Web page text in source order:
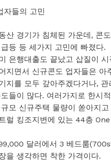
자들의 고민
산 경기가 침체된 가운데, 콘
등 등 세가지 고민에 빠졌다.
은행대출도 끝났고 삽질이
지면서 신규콘도 업자들은
지를 모두 갚아주겠다거나,
들이 많다. 여러가지로 한시
모 신규주택 물량이 쏟아지
럴 킹조지변에 있는 44층
달러에서 3 베드룸
을 생각하면 착한 가격이다.